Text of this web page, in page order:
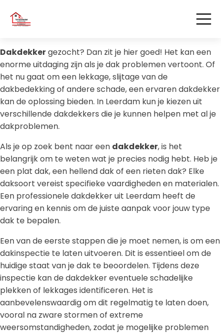
Dakdekkergezocht? Dan zit je hier goed! Het kan een
enorme uitdaging zijn als je dak problemen vertoont. Of
het nu gaat om een lekkage, slijtage van de
dakbedekking of andere schade, een ervaren dakdekker
kan de oplossing bieden. In Leerdam kun je kiezen uit
verschillende dakdekkers die je kunnen helpen met al je
dakproblemen.
Als je op zoek bent naar een dakdekker, is het
belangrijk om te weten wat je precies nodig hebt. Heb je
een plat dak, een hellend dak of een rieten dak? Elke
daksoort vereist specifieke vaardigheden en materialen.
Een professionele dakdekker uit Leerdam heeft de
ervaring en kennis om de juiste aanpak voor jouw type
dak te bepalen.
Een van de eerste stappen die je moet nemen, is om een
dakinspectie te laten uitvoeren. Dit is essentieel om de
huidige staat van je dak te beoordelen. Tijdens deze
inspectie kan de dakdekker eventuele schadelijke
plekken of lekkages identificeren. Het is
aanbevelenswaardig om dit regelmatig te laten doen,
vooral na zware stormen of extreme
weersomstandigheden, zodat je mogelijke problemen